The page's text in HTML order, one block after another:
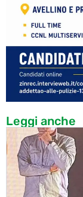
Leggi anche